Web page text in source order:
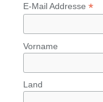
E-Mail Addresse *
Vorname
Land